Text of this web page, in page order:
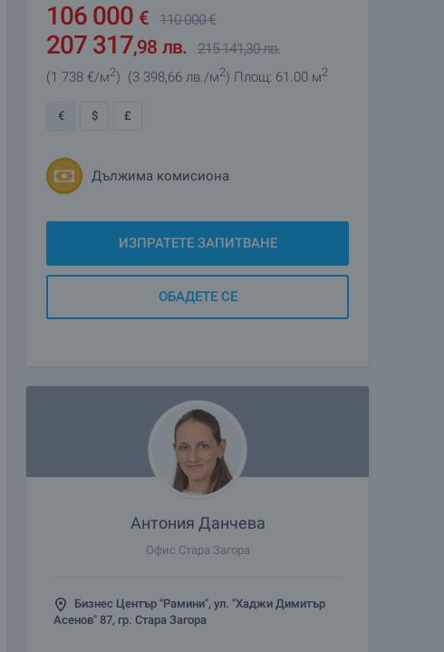
106 000 € 110 000€
207 317,98 лв. 215 141,30лв.
(1 738 €/м2) (3 398,66 лв./м2) Площ: 61.00 м2
€ $ £
Дължима комисиона
ИЗПРАТЕТЕ ЗАПИТВАНЕ
ОБАДЕТЕ СЕ
Антония Данчева
Офис Стара Загора
Бизнес Център "Рамини", ул. "Хаджи Димитър
Асенов" 87, гр. Стара Загора